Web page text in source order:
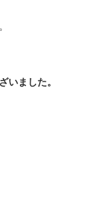
いました。